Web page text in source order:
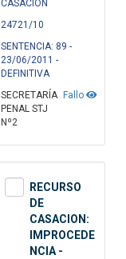
CASACION
24721/10
SENTENCIA: 89 -
23/06/2011 -
DEFINITIVA
Fallo
SECRETARÍA
PENAL STJ
Nº2
RECURSO
DE
CASACION:
IMPROCEDE
NCIA -